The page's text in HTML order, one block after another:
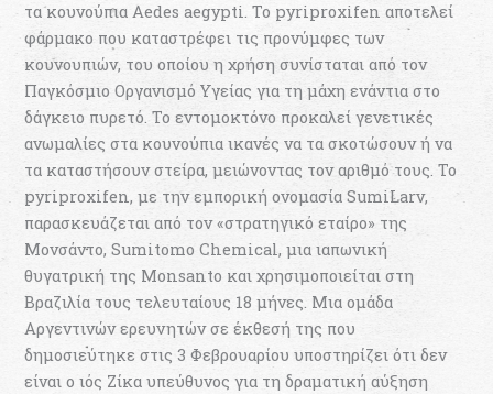
τα κουνούπια Aedes aegypti. Το pyriproxifen αποτελεί
φάρμακο που καταστρέφει τις προνύμφες των
κουνουπιών, του οποίου η χρήση συνίσταται από τον
Παγκόσμιο Οργανισμό Υγείας για τη μάχη ενάντια στο
δάγκειο πυρετό. Το εντομοκτόνο προκαλεί γενετικές
ανωμαλίες στα κουνούπια ικανές να τα σκοτώσουν ή να
τα καταστήσουν στείρα, μειώνοντας τον αριθμό τους. Το
pyriproxifen, με την εμπορική ονομασία SumiLarv,
παρασκευάζεται από τον «στρατηγικό εταίρο» της
Μονσάντο, Sumitomo Chemical, μια ιαπωνική
θυγατρική της Monsanto και χρησιμοποιείται στη
Βραζιλία τους τελευταίους 18 μήνες. Μια ομάδα
Αργεντινών ερευνητών σε έκθεσή της που
δημοσιεύτηκε στις 3 Φεβρουαρίου υποστηρίζει ότι δεν
είναι ο ιός Ζίκα υπεύθυνος για τη δραματική αύξηση